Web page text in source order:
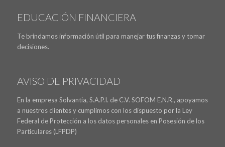
EDUCACIÓN FINANCIERA
Te brindamos información útil para manejar tus finanzas y tomar
decisiones.
AVISO DE PRIVACIDAD
En la empresa Solvantia, S.A.P.I. de C.V. SOFOM E.N.R., apoyamos
a nuestros clientes y cumplimos con los dispuesto por la Ley
Federal de Protección a los datos personales en Posesión de los
Particulares (LFPDP)